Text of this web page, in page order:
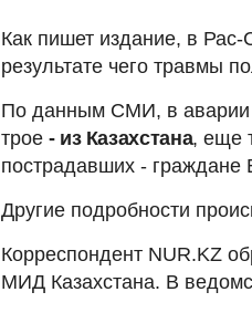
Как пишет издание, в
результате чего травмы
По данным СМИ, в аварии
трое - из Казахстана, еще
пострадавших - граждане
Другие подробности
Корреспондент NUR.KZ
МИД Казахстана. В